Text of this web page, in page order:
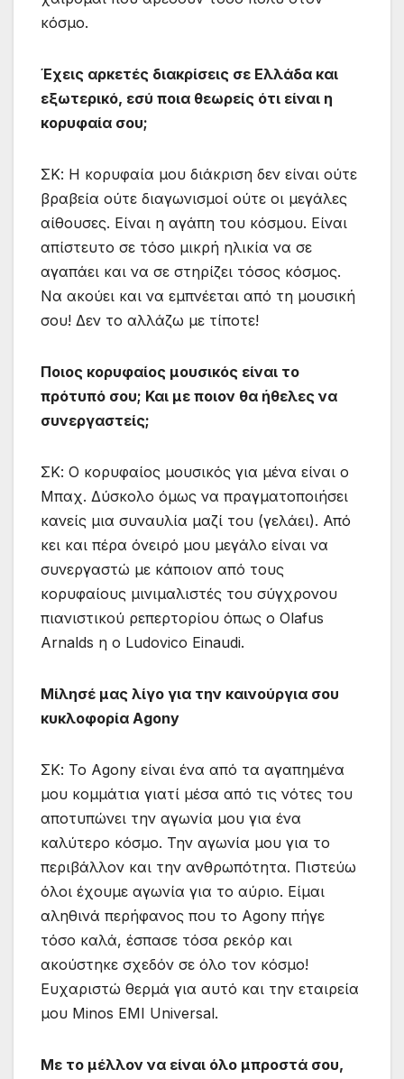
κόσμο.
Έχεις αρκετές διακρίσεις σε Ελλάδα και
εξωτερικό, εσύ ποια θεωρείς ότι είναι η
κορυφαία σου;
ΣΚ: Η κορυφαία μου διάκριση δεν είναι ούτε
βραβεία ούτε διαγωνισμοί ούτε οι μεγάλες
αίθουσες. Είναι η αγάπη του κόσμου. Είναι
απίστευτο σε τόσο μικρή ηλικία να σε
αγαπάει και να σε στηρίζει τόσος κόσμος.
Να ακούει και να εμπνέεται από τη μουσική
σου! Δεν το αλλάζω με τίποτε!
Ποιος κορυφαίος μουσικός είναι το
πρότυπό σου; Και με ποιον θα ήθελες να
συνεργαστείς;
ΣΚ: Ο κορυφαίος μουσικός για μένα είναι ο
Μπαχ. Δύσκολο όμως να πραγματοποιήσει
κανείς μια συναυλία μαζί του (γελάει). Από
κει και πέρα όνειρό μου μεγάλο είναι να
συνεργαστώ με κάποιον από τους
κορυφαίους μινιμαλιστές του σύγχρονου
πιανιστικού ρεπερτορίου όπως ο Olafus
Arnalds η ο Ludovico Einaudi.
Μίλησέ μας λίγο για την καινούργια σου
κυκλοφορία Agony
ΣΚ: Το Agony είναι ένα από τα αγαπημένα
μου κομμάτια γιατί μέσα από τις νότες του
αποτυπώνει την αγωνία μου για ένα
καλύτερο κόσμο. Την αγωνία μου για το
περιβάλλον και την ανθρωπότητα. Πιστεύω
όλοι έχουμε αγωνία για το αύριο. Είμαι
αληθινά περήφανος που το Agony πήγε
τόσο καλά, έσπασε τόσα ρεκόρ και
ακούστηκε σχεδόν σε όλο τον κόσμο!
Ευχαριστώ θερμά για αυτό και την εταιρεία
μου Minos EMI Universal.
Με το μέλλον να είναι όλο μπροστά σου,